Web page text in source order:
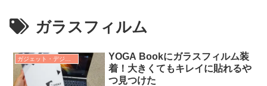
ガラスフィルム
YOGA Bookにガラスフィルム装
着！大きくてもキレイに貼れるや
つ見つけた